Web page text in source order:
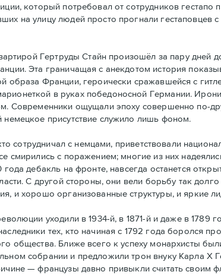
который потребовал от сотрудников
на улицу людей просто прогнали гестаповцев
Гертруды Стайн произошёл за пару
Эта граничащая с анекдотом история
образа Франции, героически сражавшейся с
в руках победоносной Германии.
Современники ощущали эпоху совершенно по-
присутствие служило лишь фоном.
сотрудничал с немцами, приветствовали
смирились с поражением; многие из них
года дебакль на фронте, навсегда останется
С другой стороны, они вели борьбу так
и хорошо организованные структуры, и яркие
уходили в 1934-й, в 1871-й и даже в 1789
тех, кто начиная с 1792 года боролся
общества. Ближе всего к успеху монархисты
собрании и предложили трон внуку Карла Х
— французы давно привыкли считать своим